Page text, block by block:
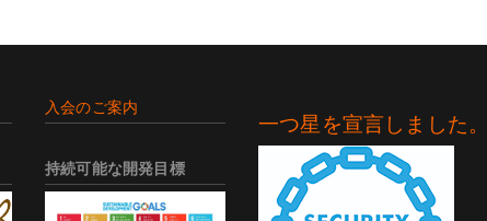
入会のご案内
持続可能な開発目標
一つ星を宣言しました